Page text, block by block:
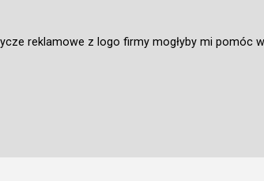
reklamowe z logo firmy mogłyby mi pomóc